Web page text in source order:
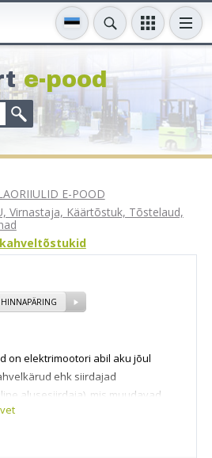
e-pood
E-POOD
Virnastaja, Käärtõstuk, Tõstelaud,
HINNAPÄRING
on elektrimootori abil aku jõul
ehk siirdajad
alusesiirdaja), mis muudavad
kergemaks ja oluliselt